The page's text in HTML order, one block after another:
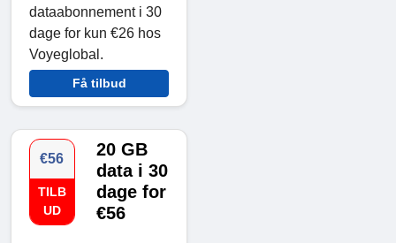
dataabonnement i 30
dage for kun €26 hos
Voyeglobal.
Få tilbud
€56
TILB
UD
20 GB
data i 30
dage for
€56